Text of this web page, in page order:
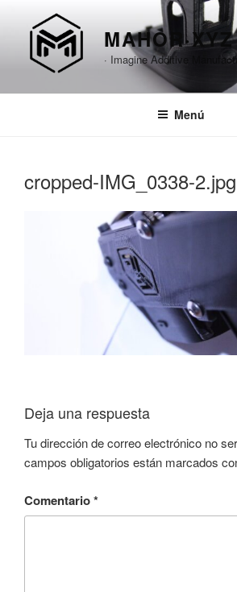
contenido
MAHOR·XYZ
· Imagine Additive
Menú
cropped-IMG_0338-2.jpg
Deja una respuesta
Tu dirección de correo electrónico no
campos obligatorios están marcados
Comentario*